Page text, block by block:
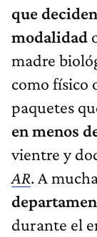
que
modalidad
madre
como físico
paquetes
en menos
vientre y
AR. A
durante el